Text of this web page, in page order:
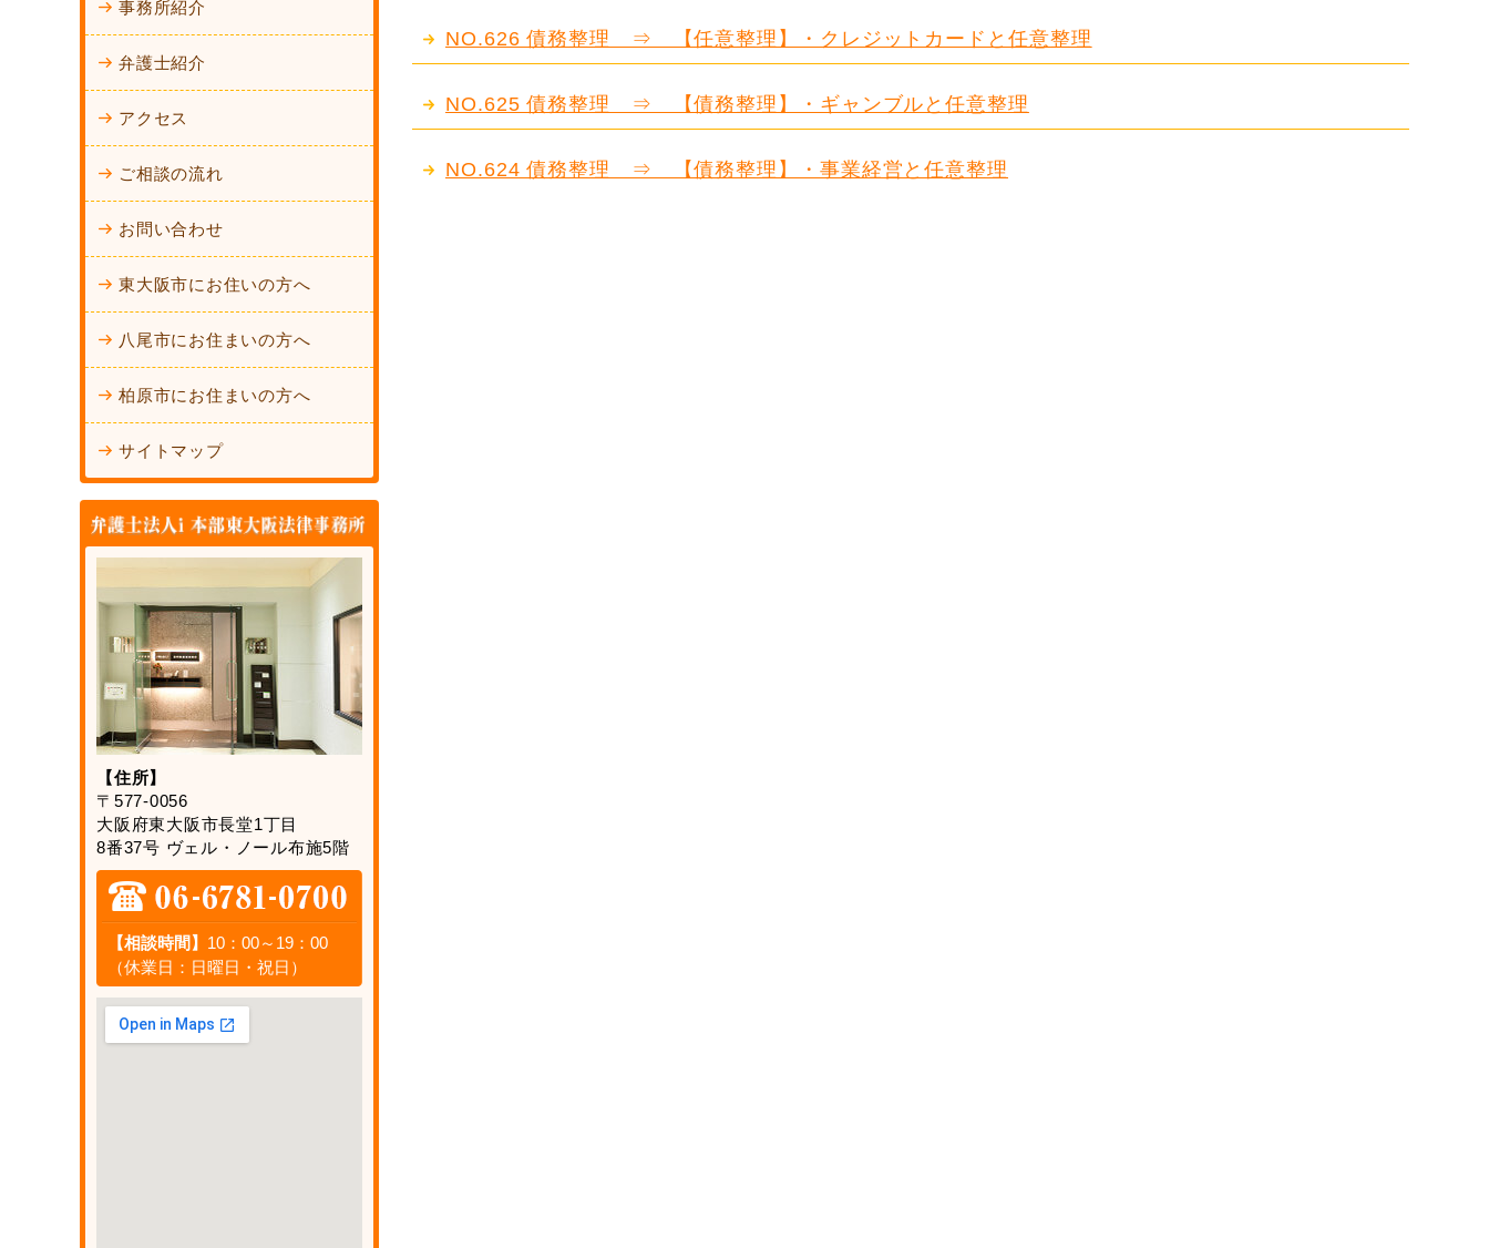
NO.626 債務整理 ⇒ 【任意整理】・クレジットカードと任意整理
NO.625 債務整理 ⇒ 【債務整理】・ギャンブルと任意整理
NO.624 債務整理 ⇒ 【債務整理】・事業経営と任意整理
事務所紹介
弁護士紹介
アクセス
ご相談の流れ
お問い合わせ
東大阪市にお住いの方へ
八尾市にお住まいの方へ
柏原市にお住まいの方へ
サイトマップ
【住所】
〒577-0056
大阪府東大阪市長堂1丁目
8番37号 ヴェル・ノール布施5階
【相談時間】 10：00～19：00
（休業日：日曜日・祝日）